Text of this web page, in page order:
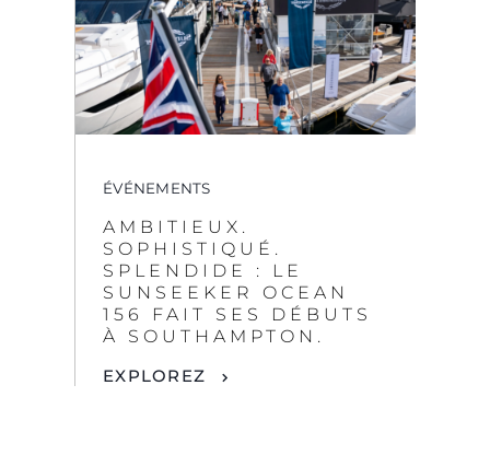
ÉVÉNEMENTS
AMBITIEUX.
SOPHISTIQUÉ.
SPLENDIDE : LE
SUNSEEKER OCEAN
156 FAIT SES DÉBUTS
À SOUTHAMPTON.
EXPLOREZ